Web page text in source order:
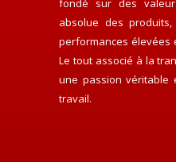
fondé sur des
absolue des
performances élevées
Le tout associé à la
une passion véritable
travail.